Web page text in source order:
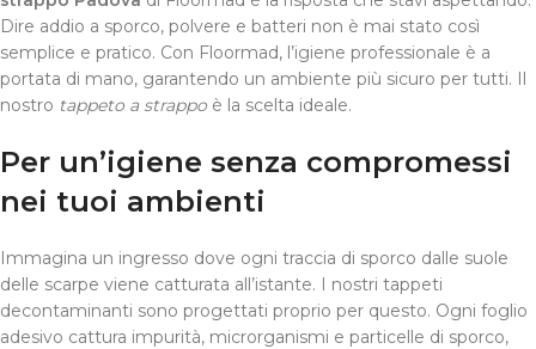
Dire addio a sporco, polvere e batteri non è mai stato così
semplice e pratico. Con Floormad, l’igiene professionale è a
portata di mano, garantendo un ambiente più sicuro per tutti. Il
nostro tappeto a strappo è la scelta ideale.
Per un’igiene senza compromessi
nei tuoi ambienti
Immagina un ingresso dove ogni traccia di sporco dalle suole
delle scarpe viene catturata all’istante. I nostri tappeti
decontaminanti sono progettati proprio per questo. Ogni foglio
adesivo cattura impurità, microrganismi e particelle di sporco,